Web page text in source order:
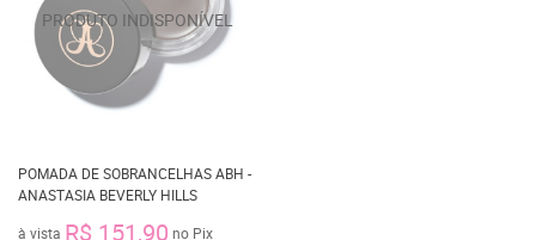
POMADA DE SOBRANCELHAS ABH -
ANASTASIA BEVERLY HILLS
à vista R$ 151,90 no Pix